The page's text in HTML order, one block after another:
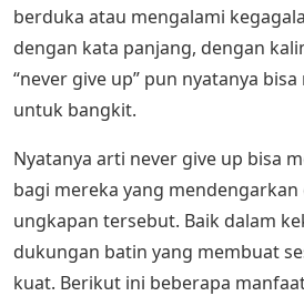
berduka atau mengalami
dengan kata panjang, dengan
“never give up” pun nyatanya
untuk bangkit.
Nyatanya arti never give up bisa
bagi mereka yang
ungkapan tersebut. Baik dalam
dukungan batin yang membuat
kuat. Berikut ini beberapa